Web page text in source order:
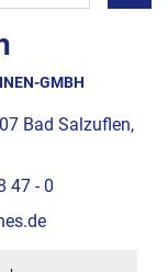
GMBH
Bad Salzuflen,
47 - 0